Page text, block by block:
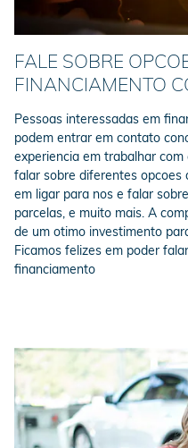
FALE SOBRE
FINANCIAMENTO
Pessoas interessadas em
podem entrar em contato
experiencia em trabalhar
falar sobre diferentes opcoes
em ligar para nos e falar
parcelas, e muito mais. A
de um otimo investimento
Ficamos felizes em poder
financiamento